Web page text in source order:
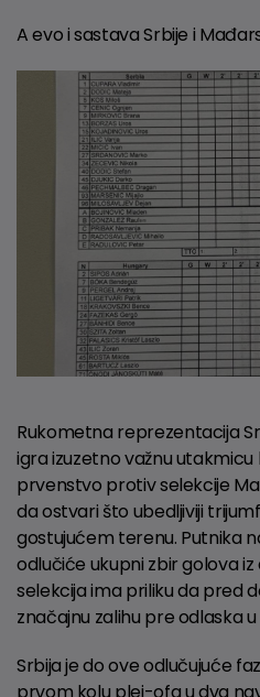
A evo i sastava Srbije i
Rukometna reprezentacija
igra izuzetno važnu utakmicu
prvenstvo protiv selekcije
da ostvari što ubedljiviji
gostujućem terenu. Putnika
odlučiće ukupni zbir golova
selekcija ima priliku da pred
značajnu zalihu pre odlaska
Srbija je do ove odlučujuće